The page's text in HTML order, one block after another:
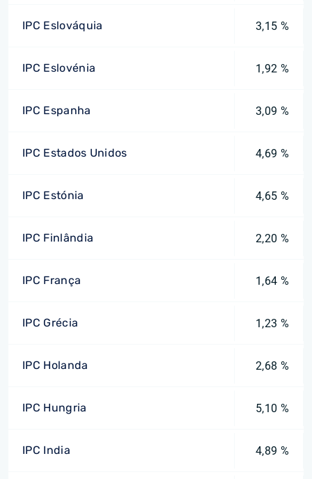
IPC Eslováquia 3,15 %
IPC Eslovénia 1,92 %
IPC Espanha 3,09 %
IPC Estados Unidos 4,69 %
IPC Estónia 4,65 %
IPC Finlândia 2,20 %
IPC França 1,64 %
IPC Grécia 1,23 %
IPC Holanda 2,68 %
IPC Hungria 5,10 %
IPC India 4,89 %